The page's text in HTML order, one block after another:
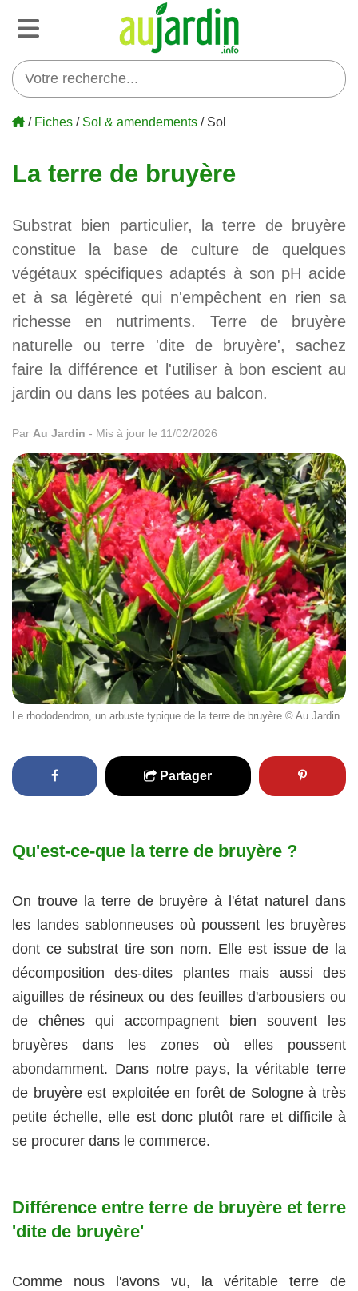
/ Fiches / Sol & amendements / Sol
La terre de bruyère
Substrat bien particulier, la terre de bruyère
constitue la base de culture de quelques
végétaux spécifiques adaptés à son pH acide
et à sa légèreté qui n'empêchent en rien sa
richesse en nutriments. Terre de bruyère
naturelle ou terre 'dite de bruyère', sachez
faire la différence et l'utiliser à bon escient au
jardin ou dans les potées au balcon.
Par Au Jardin - Mis à jour le 11/02/2026
Le rhododendron, un arbuste typique de la terre de bruyère © Au Jardin
Partager
Qu'est-ce-que la terre de bruyère ?
On trouve la terre de bruyère à l'état naturel dans
les landes sablonneuses où poussent les bruyères
dont ce substrat tire son nom. Elle est issue de la
décomposition des-dites plantes mais aussi des
aiguilles de résineux ou des feuilles d'arbousiers ou
de chênes qui accompagnent bien souvent les
bruyères dans les zones où elles poussent
abondamment. Dans notre pays, la véritable terre
de bruyère est exploitée en forêt de Sologne à très
petite échelle, elle est donc plutôt rare et difficile à
se procurer dans le commerce.
Différence entre terre de bruyère et terre
'dite de bruyère'
Comme nous l'avons vu, la véritable terre de